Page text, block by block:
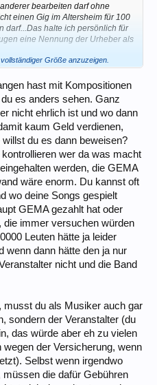
bearbeiten darf ohne
einen Gig im Altersheim für 100
darf...Das halte ich persönlich für
eine Nennung der Urheber als
benutzen und bearbeiten, wenn
Größe anzuzeigen.
hast mit Kompositionen
es anders sehen. Ganz
nicht ehrlich ist und wo dann
kaum Geld verdienen,
du es dann beweisen?
wer da was macht
werden, die GEMA
wäre enorm. Du kannst oft
wo deine Songs gespielt
GEMA gezahlt hat oder
die immer versuchen würden
Leuten hätte ja leider
wenn dann hätte den ja nur
nicht und die Band
musst du als Musiker auch gar
sondern der Veranstalter (du
das würde aber eh zu vielen
der Versicherung, wenn
Selbst wenn irgendwo
die dafür Gebühren